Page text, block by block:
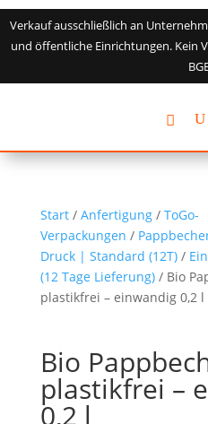
Verkauf ausschließlich an
und öffentliche Einrichtungen. Kein
Start/ Anfertigung/ ToGo-
Verpackungen /
Druck | Standard (12T)/
(12 Tage Lieferung)/ Bio
plastikfrei – einwandig 0,2 l
Bio
plastikfrei –
0,2 l